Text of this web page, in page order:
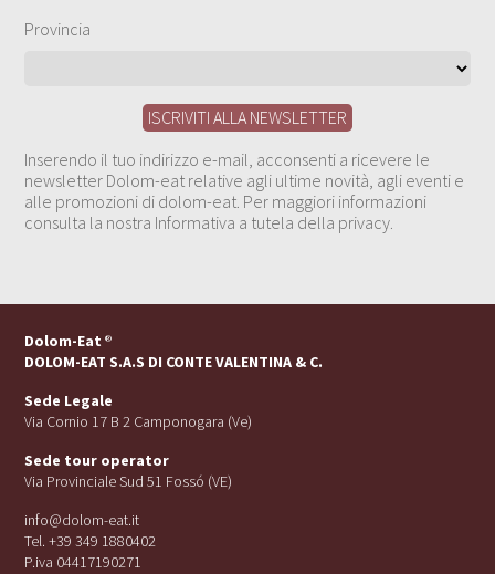
Provincia
Inserendo il tuo indirizzo e-mail, acconsenti a ricevere le
newsletter Dolom-eat relative agli ultime novità, agli eventi e
alle promozioni di dolom-eat. Per maggiori informazioni
consulta la nostra Informativa a tutela della privacy.
Dolom-Eat ®
DOLOM-EAT S.A.S DI CONTE VALENTINA & C.
Sede Legale
Via Cornio 17 B 2 Camponogara (Ve)
Sede tour operator
Via Provinciale Sud 51 Fossó (VE)
info@dolom-eat.it
Tel. +39 349 1880402
P.iva 04417190271